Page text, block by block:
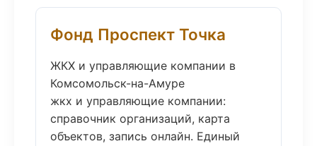
Фонд Проспект Точка
ЖКХ и управляющие компании в
Комсомольск-на-Амуре
жкх и управляющие компании:
справочник организаций, карта
объектов, запись онлайн. Единый